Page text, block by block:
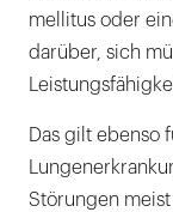
mellitus oder
darüber, sich
Das gilt ebenso
Störungen